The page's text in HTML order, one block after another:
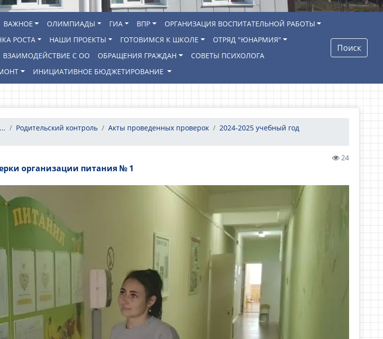
ВАЖНОЕ ОЛИМПИАДЫ ГИА ВПР
ОРГАНИЗАЦИЯ ВОСПИТАТЕЛЬНОЙ РАБОТЫ
РОСТА НАШИ ПРОЕКТЫ ГОТОВИМСЯ К ШКОЛЕ
ОТРЯД "ЮНАРМИЯ"
ВЗАИМОДЕЙСТВИЕ С ОО ОБРАЩЕНИЯ ГРАЖДАН
СОВЕТЫ ПСИХОЛОГА
ИНИЦИАТИВНОЕ БЮДЖЕТИРОВАНИЕ
Поиск
Родительский контроль Акты проведенных проверок
2024-2025 учебный год
24
организации питания № 1